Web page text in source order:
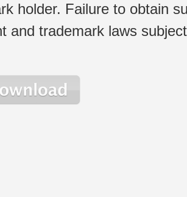
holder. Failure to obtain
and trademark laws